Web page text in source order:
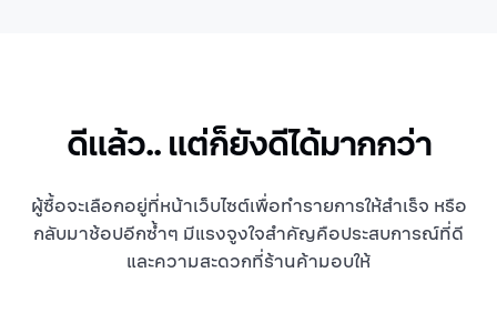
ดีแล้ว.. แต่ก็ยังดีได้มากกว่า
ผู้ซื้อจะเลือกอยู่ที่หน้าเว็บไซต์เพื่อทำรายการให้สำเร็จ หรือ
กลับมาช้อปอีกซ้ำๆ มีแรงจูงใจสำคัญคือประสบการณ์ที่ดี
และความสะดวกที่ร้านค้ามอบให้